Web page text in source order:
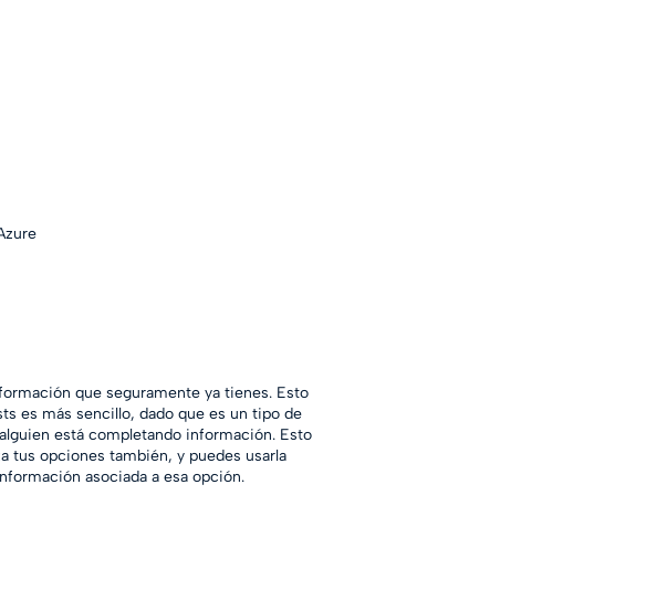
que seguramente ya tienes. Esto
es más sencillo, dado que es un tipo de
está completando información. Esto
tus opciones también, y puedes usarla
asociada a esa opción.